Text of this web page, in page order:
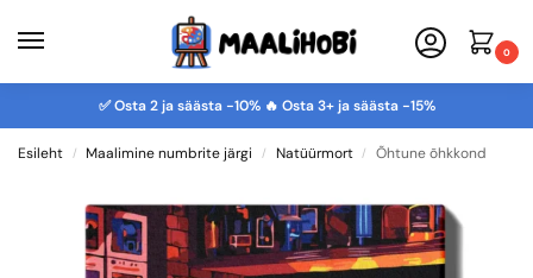
0
✅ Osta 2 ja säästa -10% 🔥 Osta 3+ ja säästa -15%
Esileht / Maalimine numbrite järgi / Natüürmort / Õhtune õhkkond